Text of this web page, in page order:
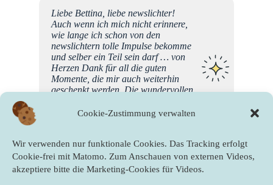
Cookie-Zustimmung verwalten
Wir verwenden nur funktionale Cookies. Das Tracking erfolgt
Cookie-frei mit Matomo. Zum Anschauen von externen Videos,
akzeptiere bitte die Marketing-Cookies für Videos.
Liebe Bettina, liebe newslichter!
Auch wenn ich mich nicht erinnere,
wie lange ich schon von den
newslichtern tolle Impulse bekomme
und selber ein Teil sein darf … von
Herzen Dank für all die guten
Momente, die mir auch weiterhin
geschenkt werden. Die wundervollen
das Licht halten, sind ein Segen.
Imke